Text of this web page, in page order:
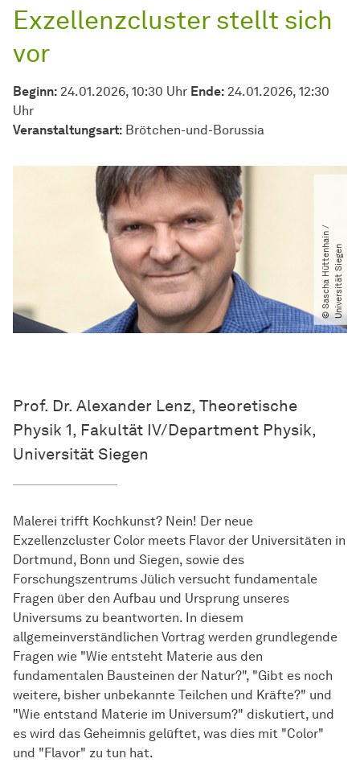
Exzellenzcluster stellt sich
vor
Beginn: 24.01.2026, 10:30 Uhr Ende: 24.01.2026, 12:30
Uhr
Veran­stal­tungs­art: Brötchen-und-Borussia
©
S
a
s
c
h
a
H
ü
t
t
e
nh
a
i
n
​
/​
U
n
i
v
e
r
s
i
t
ä
t
S
i
e
g
en
Prof. Dr. Alexander Lenz, Theoretische
Physik 1, Fakultät IV/Department Physik,
Universität Siegen
Malerei trifft Kochkunst? Nein! Der neue
Exzellenzcluster Color meets Flavor der Universitäten in
Dortmund, Bonn und Siegen, sowie des
Forschungszentrums Jülich versucht fundamentale
Fragen über den Aufbau und Ursprung unseres
Universums zu beantworten. In diesem
allgemeinverständlichen Vortrag werden grundlegende
Fragen wie "Wie entsteht Materie aus den
fundamentalen Bausteinen der Natur?", "Gibt es noch
weitere, bisher unbekannte Teilchen und Kräfte?" und
"Wie entstand Materie im Universum?" diskutiert, und
es wird das Geheimnis gelüftet, was dies mit "Color"
und "Flavor" zu tun hat.